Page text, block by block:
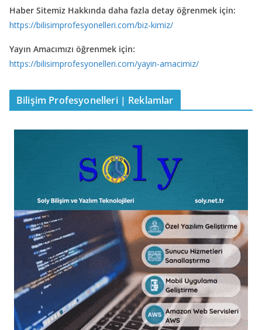
Haber Sitemiz Hakkında daha fazla detay öğrenmek için:
https://bilisimprofesyonelleri.com/biz-kimiz/
Yayın Amacımızı öğrenmek için:
https://bilisimprofesyonelleri.com/yayin-amacimiz/
Bilişim Profesyonelleri | Reklamlar